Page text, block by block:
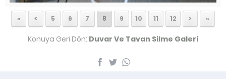
« < 5 6 7 8 9 10 11 12 > »
Konuya Geri Dön: Duvar Ve Tavan Silme Galeri